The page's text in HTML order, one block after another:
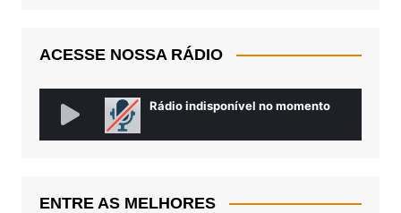
ACESSE NOSSA RÁDIO
ENTRE AS MELHORES